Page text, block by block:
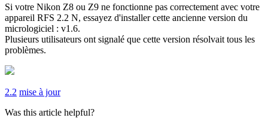
Si votre Nikon Z8 ou Z9 ne fonctionne pas correctement avec votre
appareil RFS 2.2 N, essayez d'installer cette ancienne version du
micrologiciel : v1 .6.
Plusieurs utilisateurs ont signalé que cette version résolvait tous les
problèmes.
2.2 mise à jour
Was this article helpful?